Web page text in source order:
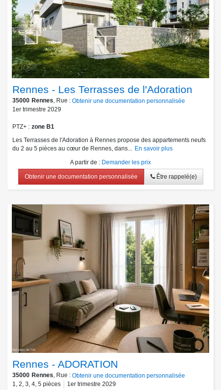
Rennes - Les Terrasses de l'Adoration
35000 Rennes, Rue : Obtenir une documentation personnalisée
1er trimestre 2029
PTZ+
zone B1
Les Terrasses de l'Adoration à Rennes propose des appartements neufs
du 2 au 5 pièces au cœur de Rennes, dans... En savoir plus
A partir de : Demander les prix
Obtenir une documentation personnalisée Être rappelé(e)
Rennes - ADORATION
35000 Rennes, Rue : Obtenir une documentation personnalisée
1, 2, 3, 4, 5 pièces 1er trimestre 2029